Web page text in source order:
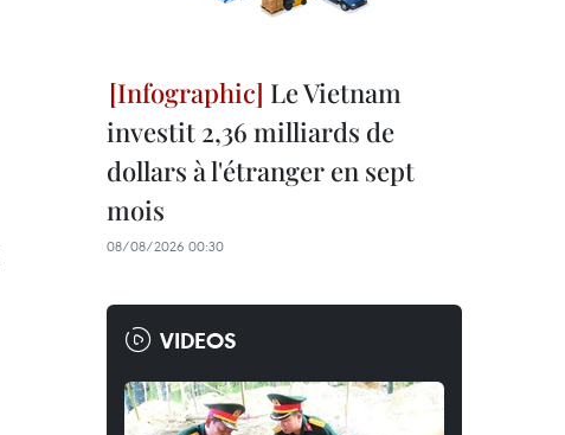
Le Vietnam
investit 2,36 milliards de
dollars à l'étranger en sept
mois
08/08/2026 00:30
VIDEOS